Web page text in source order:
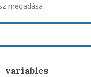
megadása:
variables